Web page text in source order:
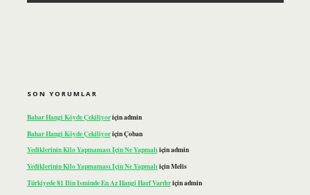
SON YORUMLAR
Bahar Hangi Köyde Çekiliyoriçinadmin
Bahar Hangi Köyde ÇekiliyoriçinÇoban
Yediklerinin Kilo Yapmaması Için Ne Yapmalıiçinadmin
Yediklerinin Kilo Yapmaması Için Ne YapmalıiçinMelis
Türkiyede 81 Ilin Isminde En Az Hangi Harf Vardıriçinadmin